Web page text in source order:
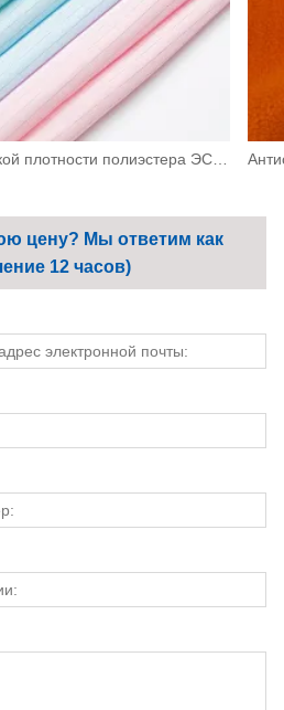
Прокладка ткани 0,5 высокой плотности полиэстера ЭСД антистатическая для машинного оборудования, электроники
цену? Мы ответим как
12 часов)